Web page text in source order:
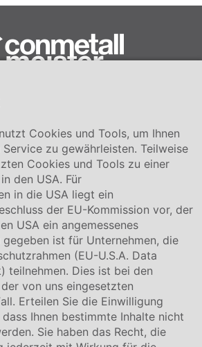
Meister GmbH
+49 5141-180
& Kontakt
Cookies und Tools, um Ihnen
zu gewährleisten. Teilweise
Cookies und Tools zu einer
den USA. Für
in die USA liegt ein
der EU-Kommission vor, der
USA ein angemessenes
ist für Unternehmen, die
(EU-U.S.A. Data
teilnehmen. Dies ist bei den
von uns eingesetzten
Erteilen Sie die Einwilligung
Ihnen bestimmte Inhalte nicht
Sie haben das Recht, die